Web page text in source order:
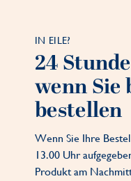
IN EILE?
24
wenn Sie
bestellen
Wenn Sie Ihre
13.00 Uhr
Produkt am